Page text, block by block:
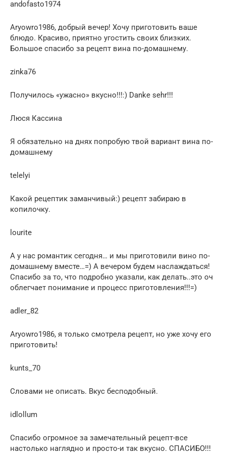
andofasto1974
Aryowro1986, добрый вечер! Хочу приготовить ваше
блюдо. Красиво, приятно угостить своих близких.
Большое спасибо за рецепт вина по-домашнему.
zinka76
Получилось «ужасно» вкусно!!!:) Danke sehr!!!
Люся Кассина
Я обязательно на днях попробую твой вариант вина по-
домашнему
telelyi
Какой рецептик заманчивый:) рецепт забираю в
копилочку.
lourite
А у нас романтик сегодня… и мы приготовили вино по-
домашнему вместе…=) А вечером будем наслаждаться!
Спасибо за то, что подробно указали, как делать..это оч
облегчает понимание и процесс приготовления!!!=)
adler_82
Aryowro1986, я только смотрела рецепт, но уже хочу его
приготовить!
kunts_70
Словами не описать. Вкус бесподобный.
idlollum
Спасибо огромное за замечательный рецепт-все
настолько наглядно и просто-и так вкусно. СПАСИБО!!!